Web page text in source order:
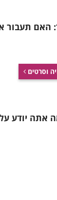
תעבור
וסרטים
אתה יודע